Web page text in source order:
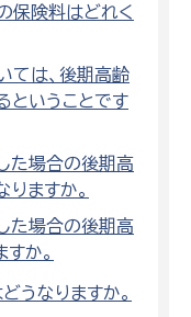
保険料はどれく
ては、後期高齢
ということです
た場合の後期高
ますか。
た場合の後期高
か。
うなりますか。